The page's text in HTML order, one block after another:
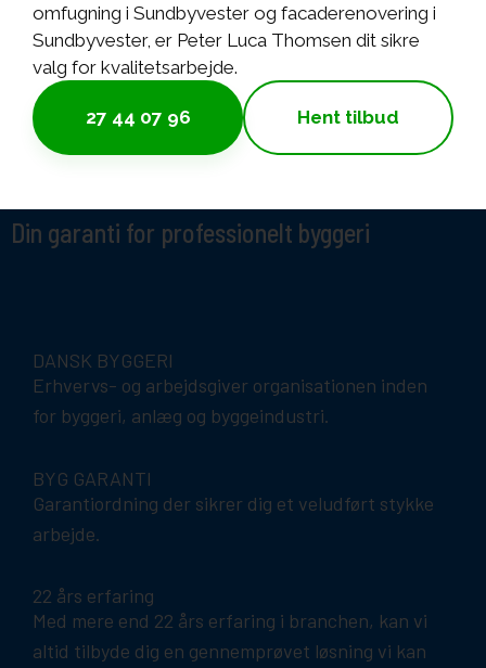
omfugning i Sundbyvester og facaderenovering i
Sundbyvester, er Peter Luca Thomsen dit sikre
valg for kvalitetsarbejde.
27 44 07 96 Hent tilbud
Din garanti for professionelt byggeri
DANSK BYGGERI
Erhvervs- og arbejdsgiver organisationen inden
for byggeri, anlæg og byggeindustri.
BYG GARANTI
Garantiordning der sikrer dig et veludført stykke
arbejde.
22 års erfaring
Med mere end 22 års erfaring i branchen, kan vi
altid tilbyde dig en gennemprøvet løsning vi kan